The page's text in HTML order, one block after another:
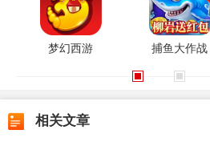
梦幻西游 捕鱼大作战
相关文章